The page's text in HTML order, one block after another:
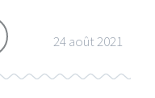
24 août 2021